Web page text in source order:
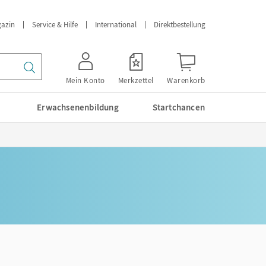
Service & Hilfe International Direktbestellung
Mein Konto Merkzettel Warenkorb
Erwachsenenbildung Startchancen